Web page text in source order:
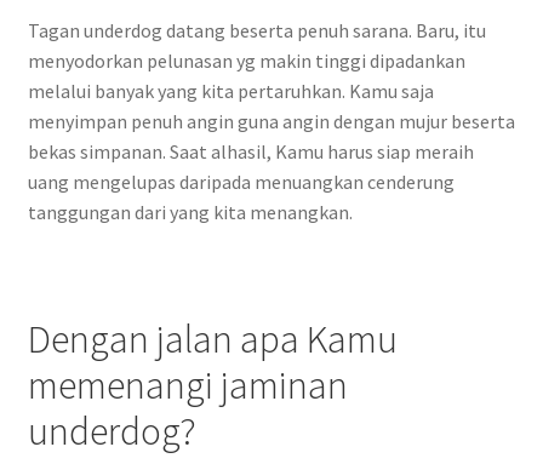
Tagan underdog datang beserta penuh sarana. Baru, itu
menyodorkan pelunasan yg makin tinggi dipadankan
melalui banyak yang kita pertaruhkan. Kamu saja
menyimpan penuh angin guna angin dengan mujur beserta
bekas simpanan. Saat alhasil, Kamu harus siap meraih
uang mengelupas daripada menuangkan cenderung
tanggungan dari yang kita menangkan.
Dengan jalan apa Kamu
memenangi jaminan
underdog?